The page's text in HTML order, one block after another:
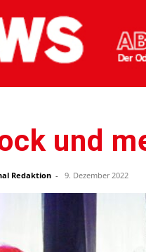
und
Redaktion - 9. Dezember 2022